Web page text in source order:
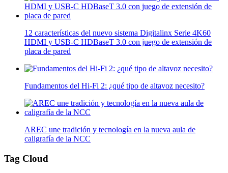
12 características del nuevo sistema Digitalinx Serie 4K60
HDMI y USB-C HDBaseT 3.0 con juego de extensión de
placa de pared
Fundamentos del Hi-Fi 2: ¿qué tipo de altavoz necesito?
AREC une tradición y tecnología en la nueva aula de
caligrafía de la NCC
Tag Cloud